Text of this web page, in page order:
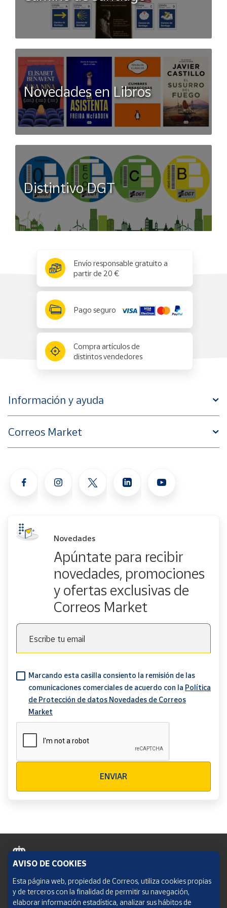
Novedades en Libros
Distintivo DGT
Envío responsable gratuito a
partir de 20 €
Pago seguro
Compra artículos de
distintos vendedores
Información y ayuda
Correos Market
Novedades
Apúntate para recibir
novedades, promociones
y ofertas exclusivas de
Correos Market
Escribe tu email
Marcando esta casilla consiento la remisión de las
comunicaciones comerciales de acuerdo con la Política
de Protección de datos Novedades de Correos
Market
ENVIAR
Política de cookies
Aviso legal
AVISO DE COOKIES
Esta página web, propiedad de Correos, utiliza cookies propias
y de terceros con la finalidad de permitir su navegación,
elaborar información estadística, analizar sus hábitos de